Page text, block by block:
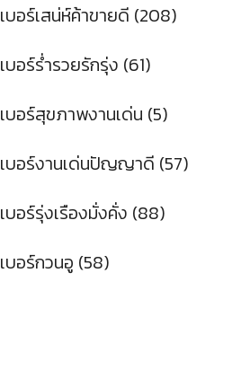
เบอร์เสน่ห์ค้าขายดี (208)
เบอร์ร่ำรวยรักรุ่ง (61)
เบอร์สุขภาพงานเด่น (5)
เบอร์งานเด่นปัญญาดี (57)
เบอร์รุ่งเรืองมั่งคั่ง (88)
เบอร์กวนอู (58)